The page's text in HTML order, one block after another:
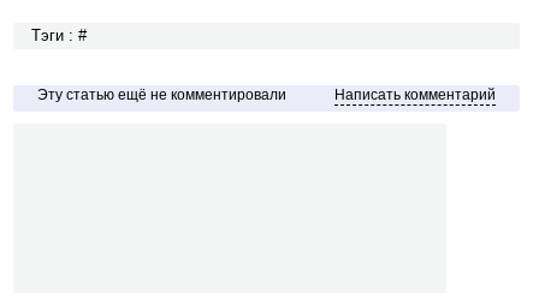
Тэги : #
Эту статью ещё не комментировали Написать комментарий